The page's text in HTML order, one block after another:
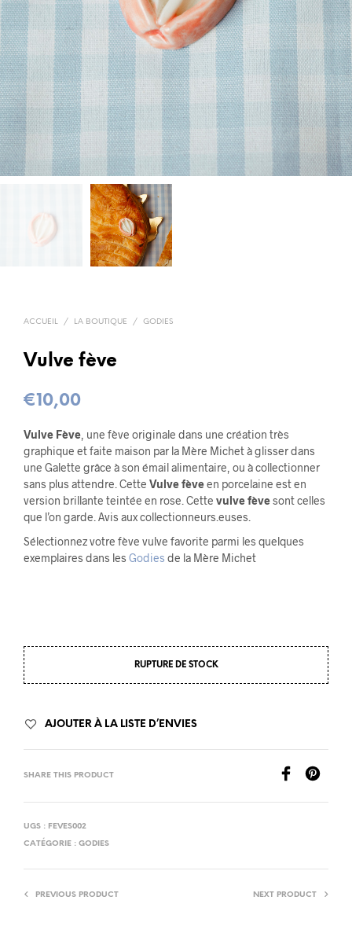
ACCUEIL / LA BOUTIQUE / GODIES
Vulve fève
€10,00
Vulve Fève , une fève originale dans une création très
graphique et faite maison par la Mère Michet à glisser dans
une Galette grâce à son émail alimentaire, ou à collectionner
sans plus attendre. Cette Vulve fèveen porcelaine est en
version brillante teintée en rose. Cette vulve fèvesont celles
que l’on garde. Avis aux collectionneurs.euses.
Sélectionnez votre fève vulve favorite parmi les quelques
exemplaires dans les Godies de la Mère Michet
RUPTURE DE STOCK
AJOUTER À LA LISTE D’ENVIES
SHARE THIS PRODUCT
UGS : FEVES002
CATÉGORIE : GODIES
PREVIOUS PRODUCT NEXT PRODUCT